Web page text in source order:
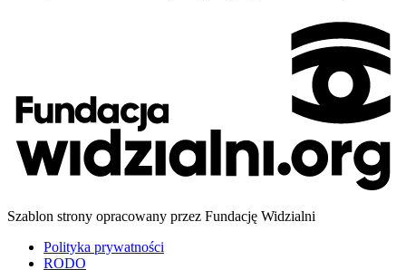
Szablon strony opracowany przez Fundację Widzialni
Polityka prywatności
RODO